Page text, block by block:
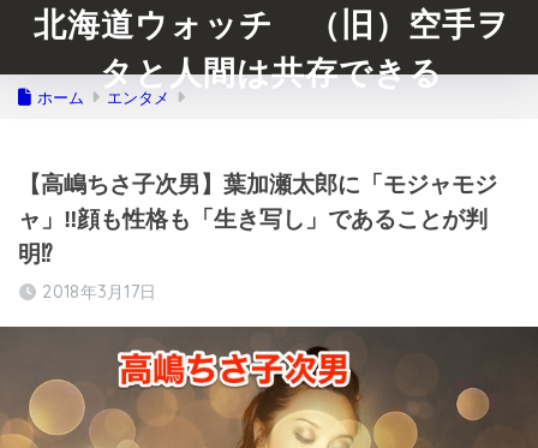
北海道ウォッチ （旧）空手ヲ
タと人間は共存できる
ホーム エンタメ
【高嶋ちさ子次男】葉加瀬太郎に「モジャモジ
ャ」‼︎顔も性格も「生き写し」であることが判
明⁉︎
2018年3月17日